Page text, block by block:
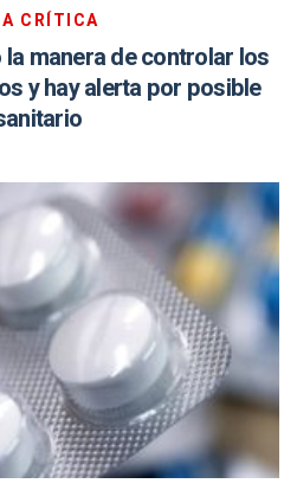
CRÍTICA
la manera de controlar los
y hay alerta por posible